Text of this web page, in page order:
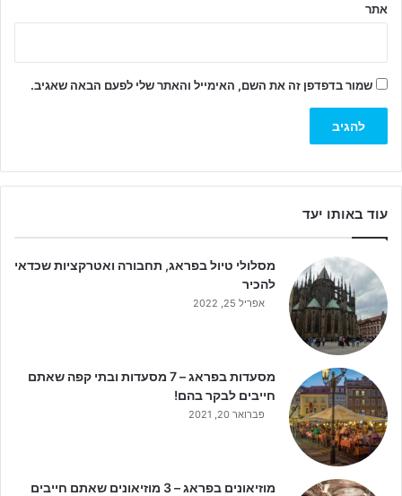
אתר
שמור בדפדפן זה את השם, האימייל והאתר שלי לפעם הבאה שאגיב.
עוד באותו יעד
מסלולי טיול בפראג, תחבורה ואטרקציות שכדאי
להכיר
אפריל 25, 2022
מסעדות בפראג – 7 מסעדות ובתי קפה שאתם
חייבים לבקר בהם!
פברואר 20, 2021
מוזיאונים בפראג – 3 מוזיאונים שאתם חייבים